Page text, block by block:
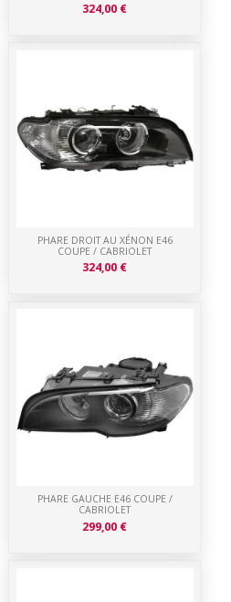
PHARE GAUCHE E46 COUPE /
CABRIOLET
299,00 €
PHARE DROIT AU XÉNON E46
COUPE / CABRIOLET
324,00 €
324,00 €